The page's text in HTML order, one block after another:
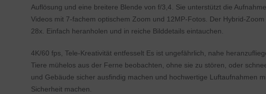
Auflösung und eine breitere Blende von f/3,4. Sie unterstützt die
Videos mit 7-fachem optischem Zoom und 12MP-Fotos. Der Hybrid-
28x. Einfach heranholen und in reiche Bilddetails eintauchen.
4K/60 fps, Tele-Kreativität entfesselt Es ist ungefährlich, nahe
Tiere mühelos aus der Ferne beobachten, ohne sie zu stören, oder
und Gebäude sicher ausfindig machen und hochwertige Luftaufnahmen
Sicherheit machen.